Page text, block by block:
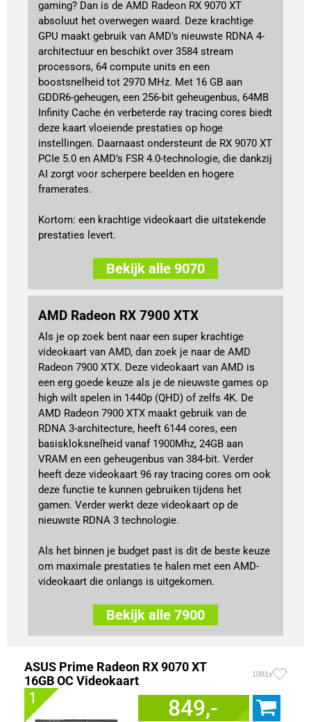
gaming? Dan is de AMD Radeon RX 9070 XT
absoluut het overwegen waard. Deze krachtige
GPU maakt gebruik van AMD’s nieuwste RDNA 4-
architectuur en beschikt over 3584 stream
processors, 64 compute units en een
boostsnelheid tot 2970 MHz. Met 16 GB aan
GDDR6-geheugen, een 256-bit geheugenbus, 64MB
Infinity Cache én verbeterde ray tracing cores biedt
deze kaart vloeiende prestaties op hoge
instellingen. Daarnaast ondersteunt de RX 9070 XT
PCIe 5.0 en AMD’s FSR 4.0-technologie, die dankzij
AI zorgt voor scherpere beelden en hogere
framerates.
Kortom: een krachtige videokaart die uitstekende
prestaties levert.
Bekijk alle 9070
AMD Radeon RX 7900 XTX
Als je op zoek bent naar een super krachtige
videokaart van AMD, dan zoek je naar de AMD
Radeon 7900 XTX. Deze videokaart van AMD is
een erg goede keuze als je de nieuwste games op
high wilt spelen in 1440p (QHD) of zelfs 4K. De
AMD Radeon 7900 XTX maakt gebruik van de
RDNA 3-architecture, heeft 6144 cores, een
basiskloksnelheid vanaf 1900Mhz, 24GB aan
VRAM en een geheugenbus van 384-bit. Verder
heeft deze videokaart 96 ray tracing cores om ook
deze functie te kunnen gebruiken tijdens het
gamen. Verder werkt deze videokaart op de
nieuwste RDNA 3 technologie.
Als het binnen je budget past is dit de beste keuze
om maximale prestaties te halen met een AMD-
videokaart die onlangs is uitgekomen.
Bekijk alle 7900
ASUS Prime Radeon RX 9070 XT
16GB OC Videokaart
1081x
1 849,-